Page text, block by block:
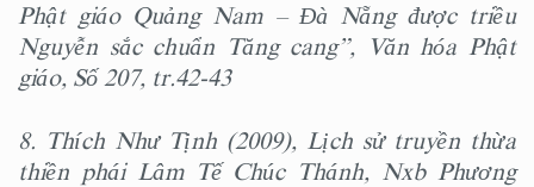
Phật giáo Quảng Nam – Đà Nẵng được triều
Nguyễn sắc chuẩn Tăng cang”, Văn hóa Phật
giáo, Số 207, tr.42-43
8. Thích Như Tịnh (2009), Lịch sử truyền thừa
thiền phái Lâm Tế Chúc Thánh, Nxb Phương